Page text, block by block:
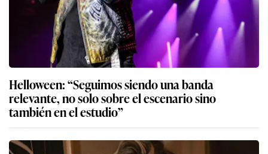
Helloween: “Seguimos siendo una banda
relevante, no solo sobre el escenario sino
también en el estudio”